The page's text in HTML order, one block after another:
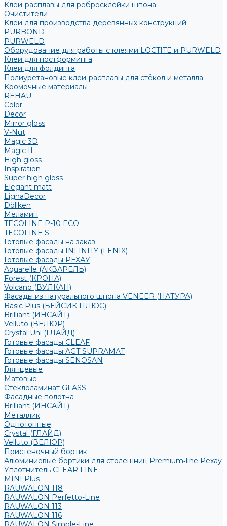
Клеи-расплавы для ребросклейки шпона
Очистители
Клеи для производства деревянных конструкций
PURBOND
PURWELD
Оборудование для работы с клеями LOCTITE и PURWELD
Клеи для постформинга
Клеи для фолдинга
Полиуретановые клеи-расплавы для стёкол и металла
Кромочные материалы
REHAU
Color
Decor
Mirror gloss
V-Nut
Magic 3D
Magic II
High gloss
Inspiration
Super high gloss
Elegant matt
LignaDecor
Döllken
Меламин
TECOLINE P-10 ECO
TECOLINE S
Готовые фасады на заказ
Готовые фасады INFINITY (FENIX)
Готовые фасады РЕХАУ
Aquarelle (АКВАРЕЛЬ)
Forest (КРОНА)
Volcano (ВУЛКАН)
Фасады из натурального шпона VENEER (НАТУРА)
Basic Plus (БЕЙСИК ПЛЮС)
Brilliant (ИНСАЙТ)
Velluto (ВЕЛЮР)
Crystal Uni (ГЛАЙД)
Готовые фасады CLEAF
Готовые фасады AGT SUPRAMAT
Готовые фасады SENOSAN
Глянцевые
Матовые
Стеклоламинат GLASS
Фасадные полотна
Brilliant (ИНСАЙТ)
Металлик
Однотонные
Crystal (ГЛАЙД)
Velluto (ВЕЛЮР)
Пристеночный бортик
Алюминиевые бортики для столешниц Premium‑line Рехау
Уплотнитель CLEAR LINE
MINI Plus
RAUWALON 118
RAUWALON Perfetto-Line
RAUWALON 113
RAUWALON 116